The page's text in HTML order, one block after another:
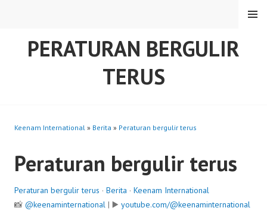
PERATURAN BERGULIR
TERUS
MENU
Keenam International » Berita » Peraturan bergulir terus
Peraturan bergulir terus
Peraturan bergulir terus · Berita · Keenam International
📸 @keenaminternational | ▶️ youtube.com/@keenaminternational